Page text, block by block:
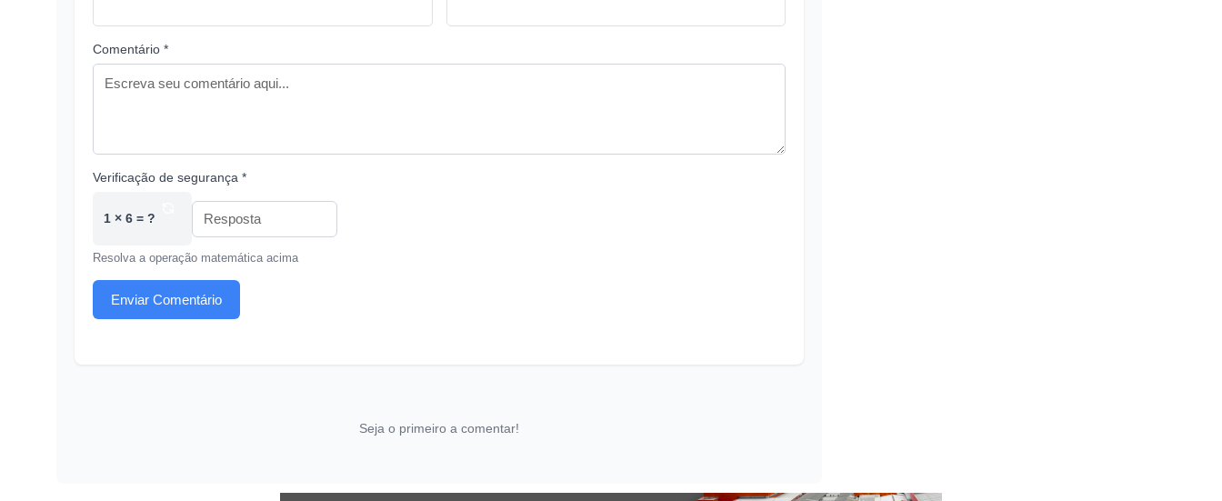
Comentário *
Verificação de segurança *
1 × 6 = ?
Resolva a operação matemática acima
Enviar Comentário
Seja o primeiro a comentar!